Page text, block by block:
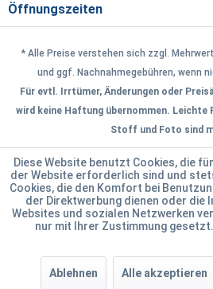
Öffnungszeiten
* Alle Preise verstehen sich zzgl.
und ggf. Nachnahmegebühren, wenn
Für evtl. Irrtümer, Änderungen oder
wird keine Haftung übernommen. Leichte
Stoff und Foto sind
Diese Website benutzt Cookies, die
der Website erforderlich sind und
Cookies, die den Komfort bei
der Direktwerbung dienen oder die
Websites und sozialen Netzwerken
nur mit Ihrer Zustimmung gesetzt.
Ablehnen Alle akzeptieren